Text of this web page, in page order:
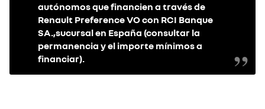
autónomos que financien a través de
Renault Preference VO con RCI Banque
SA.,sucursal en España (consultar la
permanencia y el importe mínimos a
financiar).